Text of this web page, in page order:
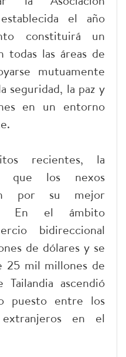
el año
constituirá un
todas las áreas de
mutuamente
seguridad, la paz y
en un entorno
recientes, la
que los nexos
por su mejor
En el ámbito
bidireccional
de dólares y se
25 mil millones de
ascendió
puesto entre los
extranjeros en el